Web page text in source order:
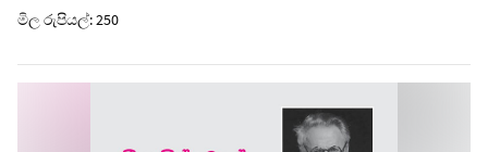
මිල රුපියල්: 250